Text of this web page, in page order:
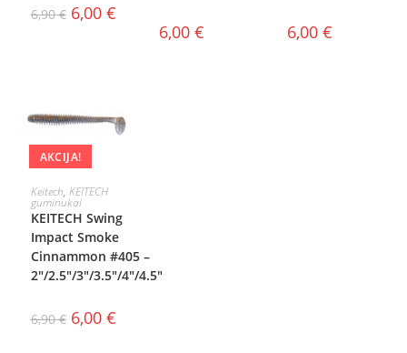
6,90€ 6,00 €
6,00 € 6,00 €
AKCIJA!
PASIRINKTI
SAVYBES
Keitech, KEITECH
guminukai
KEITECH Swing
Impact Smoke
Cinnammon #405 –
2″/2.5″/3″/3.5″/4″/4.5″
6,90€ 6,00 €